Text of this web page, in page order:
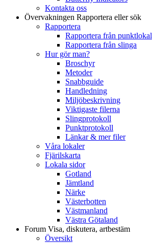
Kontakta oss
Övervakningen Rapportera eller sök
Rapportera
Rapportera från punktlokal
Rapportera från slinga
Hur gör man?
Broschyr
Metoder
Snabbguide
Handledning
Miljöbeskrivning
Viktigaste filerna
Slingprotokoll
Punktprotokoll
Länkar & mer filer
Våra lokaler
Fjärilskarta
Lokala sidor
Gotland
Jämtland
Närke
Västerbotten
Västmanland
Västra Götaland
Forum Visa, diskutera, artbestäm
Översikt